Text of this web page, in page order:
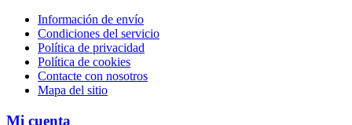
Información de envío
Condiciones del servicio
Política de privacidad
Política de cookies
Contacte con nosotros
Mapa del sitio
Mi cuenta